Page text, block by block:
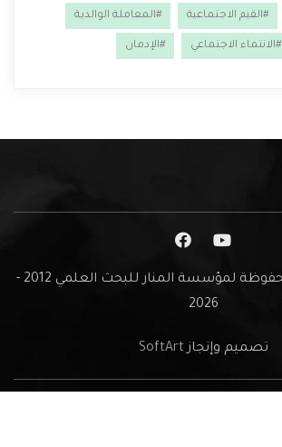
#القيم الاجتماعية #المعاملة الوالدية
#الانتماء الاجتماعي #الإدمان
جميع الحقوق © محفوظة لمؤسسة المنار للبحث العلمي 2012 -
2026
تصميم وإنجازSoftArt